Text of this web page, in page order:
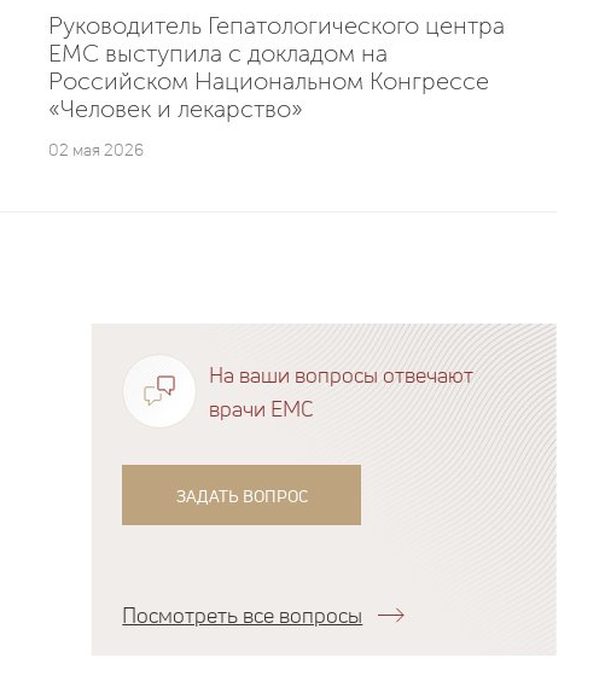
Руководитель Гепатологического центра
EMC выступила с докладом на
Российском Национальном Конгрессе
«Человек и лекарство»
02 мая 2026
На ваши вопросы отвечают
врачи EMC
ЗАДАТЬ ВОПРОС
Посмотреть все вопросы